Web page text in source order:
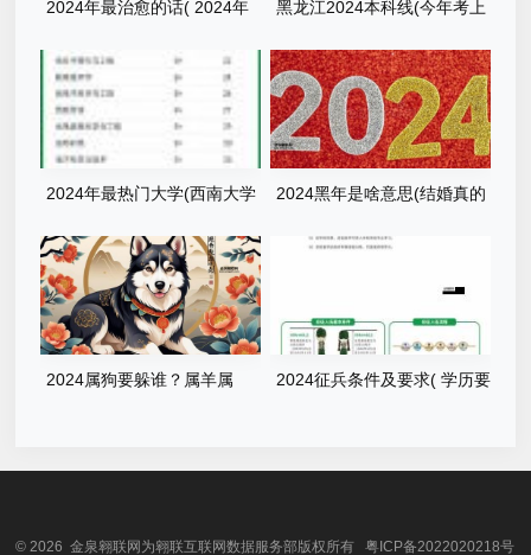
2024年最治愈的话( 2024年
哪些话最治愈)
黑龙江2024本科线(今年考上
大学要多少分才稳妥)
2024年最热门大学(西南大学
和深圳大学哪个更好)
2024黑年是啥意思(结婚真的
不能办)
2024属狗要躲谁？属羊属
2024征兵条件及要求( 学历要
© 2026 金泉翱联网为翱联互联网数据服务部版权所有粤ICP备2022020218号